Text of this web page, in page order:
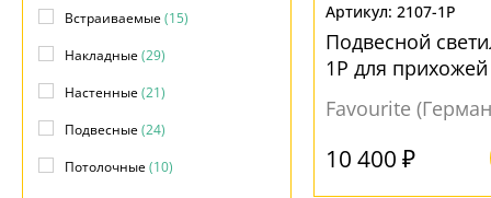
2107-1P
Подвесной
1P для прихожей
Favourite
10 400 ₽
Встраиваемые(15)
Накладные(29)
Настенные(21)
Подвесные(24)
Потолочные(10)